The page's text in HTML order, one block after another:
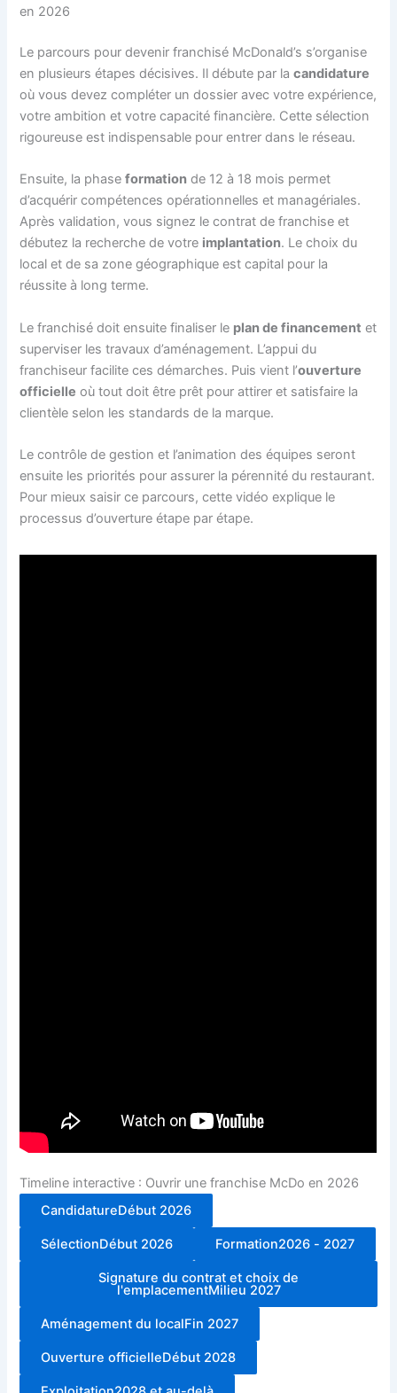
en 2026
Le parcours pour devenir franchisé McDonald’s s’organise
en plusieurs étapes décisives. Il débute par lacandidature
où vous devez compléter un dossier avec votre expérience,
votre ambition et votre capacité financière. Cette sélection
rigoureuse est indispensable pour entrer dans le réseau.
Ensuite, la phaseformation de 12 à 18 mois permet
d’acquérir compétences opérationnelles et managériales.
Après validation, vous signez le contrat de franchise et
débutez la recherche de votre implantation. Le choix du
local et de sa zone géographique est capital pour la
réussite à long terme.
Le franchisé doit ensuite finaliser le plan de financement et
superviser les travaux d’aménagement. L’appui du
franchiseur facilite ces démarches. Puis vient l’ouverture
officielle où tout doit être prêt pour attirer et satisfaire la
clientèle selon les standards de la marque.
Le contrôle de gestion et l’animation des équipes seront
ensuite les priorités pour assurer la pérennité du restaurant.
Pour mieux saisir ce parcours, cette vidéo explique le
processus d’ouverture étape par étape.
Timeline interactive : Ouvrir une franchise McDo en 2026
CandidatureDébut 2026
SélectionDébut 2026 Formation2026 - 2027
Signature du contrat et choix de
l'emplacementMilieu 2027
Aménagement du localFin 2027
Ouverture officielleDébut 2028